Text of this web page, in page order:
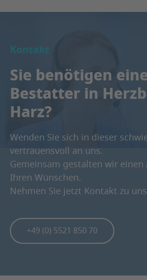
Kontakt
Sie benötigen
Bestatter in
Harz?
Wenden Sie sich in dieser
vertrauensvoll an uns.
Gemeinsam gestalten wir einen
Ihren Wünschen.
Nehmen Sie jetzt Kontakt zu
+49 (0) 5521 850 70